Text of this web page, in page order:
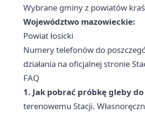
Wybrane gminy z powiatów
Województwo mazowieckie:
Powiat łosicki
Numery telefonów do
działania na oficjalnej stronie
FAQ
1. Jak pobrać próbkę gleby
terenowemu Stacji.